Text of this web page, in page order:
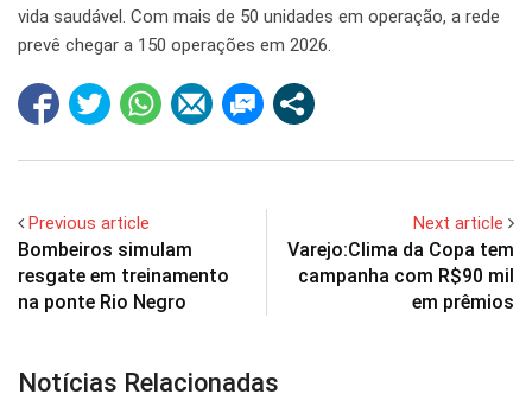
vida saudável. Com mais de 50 unidades em operação, a rede
prevê chegar a 150 operações em 2026.
Previous article
Bombeiros simulam
resgate em treinamento
na ponte Rio Negro
Next article
Varejo:Clima da Copa tem
campanha com R$90 mil
em prêmios
Notícias Relacionadas